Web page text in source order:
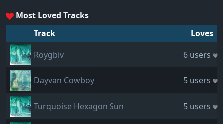
Most Loved Tracks
Track
Loves
Roygbiv
6 users
Dayvan Cowboy 5 users
Turquoise Hexagon Sun 5 users